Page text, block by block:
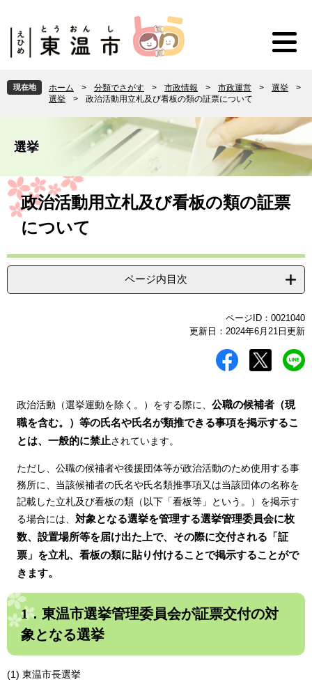
頭
で
飛
ば
現在地 ホーム > 分類でさがす > 市政情報 > 市政運営 > 選挙
>
選挙
> 政治活動用立札及び看板の類の証票について
選挙
本
文 政治活動用立札及び看板の類の証票
について
ページ内目次
ページID：0021040
更新日：2024年6月21日更新
政治活動（選挙運動を除く。）をする際に、 公職の候補者（現
職を含む。）等の氏名や氏名が類推できる事項を掲示するこ
とは、一般的に禁止されています。
ただし、公職の候補者や後援団体等が政治活動のため使用する事
務所に、当該候補者の氏名や氏名類推事項又は当該団体の名称を
記載した立札及び看板の類（以下「看板等」という。）を掲示す
る場合には、 対象となる選挙を管理する選挙管理委員会に枚
数、設置場所等を届け出た上で、その際に交付される「証
票」を立札、看板の類に貼り付けることで掲示することがで
きます。
1．東温市選挙管理委員会が証票交付の対
象となる選挙
(1) 東温市長選挙